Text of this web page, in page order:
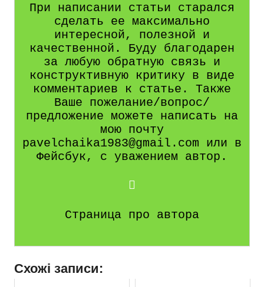
При написании статьи старался
сделать ее максимально
интересной, полезной и
качественной. Буду благодарен
за любую обратную связь и
конструктивную критику в виде
комментариев к статье. Также
Ваше пожелание/вопрос/
предложение можете написать на
мою почту
pavelchaika1983@gmail.com или в
Фейсбук, с уважением автор.
Страница про автора
Схожі записи: